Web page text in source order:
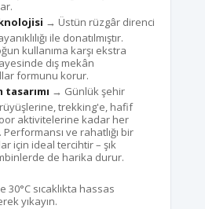
→ Üstün rüzgâr direnci
ile donatılmıştır.
kullanıma karşı ekstra
dış mekân
formunu korur.
→ Günlük şehir
trekking'e, hafif
aktivitelerine kadar her
ve rahatlığı bir
için ideal tercihtir – şık
de harika durur.
30°C sıcaklıkta hassas
yıkayın.